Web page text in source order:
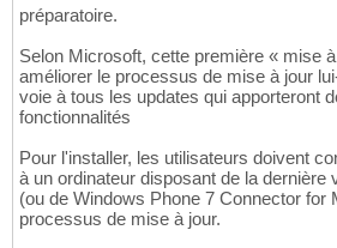
préparatoire.
Selon Microsoft, cette première « mise
améliorer le processus de mise à jour
voie à tous les updates qui apporteront
fonctionnalités
Pour l'installer, les utilisateurs doivent
à un ordinateur disposant de la dernière
(ou de Windows Phone 7 Connector for
processus de mise à jour.